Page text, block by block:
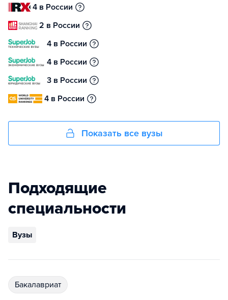
4 в России
2 в России
4 в России
4 в России
3 в России
4 в России
Показать все вузы
Подходящие
специальности
Вузы
бакалавриат